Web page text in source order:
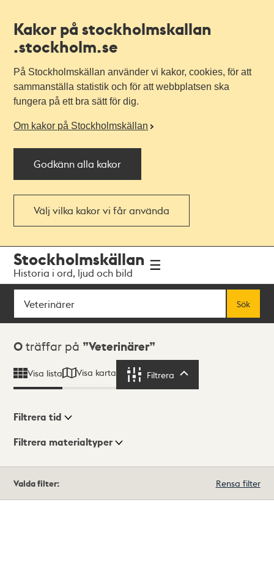
Kakor på stockholmskallan
.stockholm.se
På Stockholmskällan använder vi kakor, cookies, för att
sammanställa statistik och för att webbplatsen ska
fungera på ett bra sätt för dig.
Om kakor på Stockholmskällan
Godkänn alla kakor
Välj vilka kakor vi får använda
navigationen
huvudinnehållet
Stockholmskällan
Historia i ord, ljud och bild
Sök
Sök
Sökresultat
0 träffar på Veterinärer
Visa lista Visa karta Filtrera
Visningsläge
Filtrera tid
Filtrera materialtyper
träffar
Valda filter: Rensa filter